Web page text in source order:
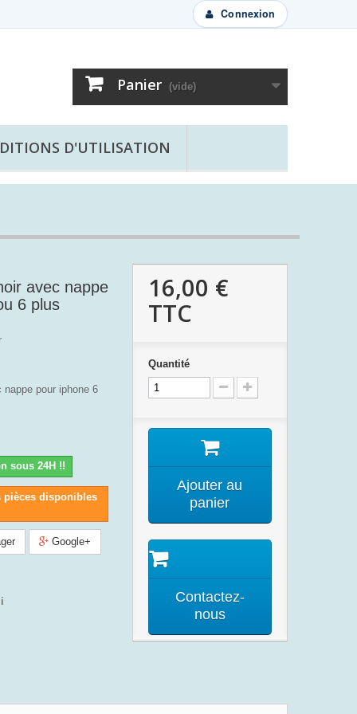
Connexion
Panier (vide)
D'UTILISATION
avec nappe
6 plus
nappe pour iphone 6
sous 24H !!
pièces disponibles
Google+
16,00 €
TTC
Quantité
Ajouter au
panier
Contactez-
nous